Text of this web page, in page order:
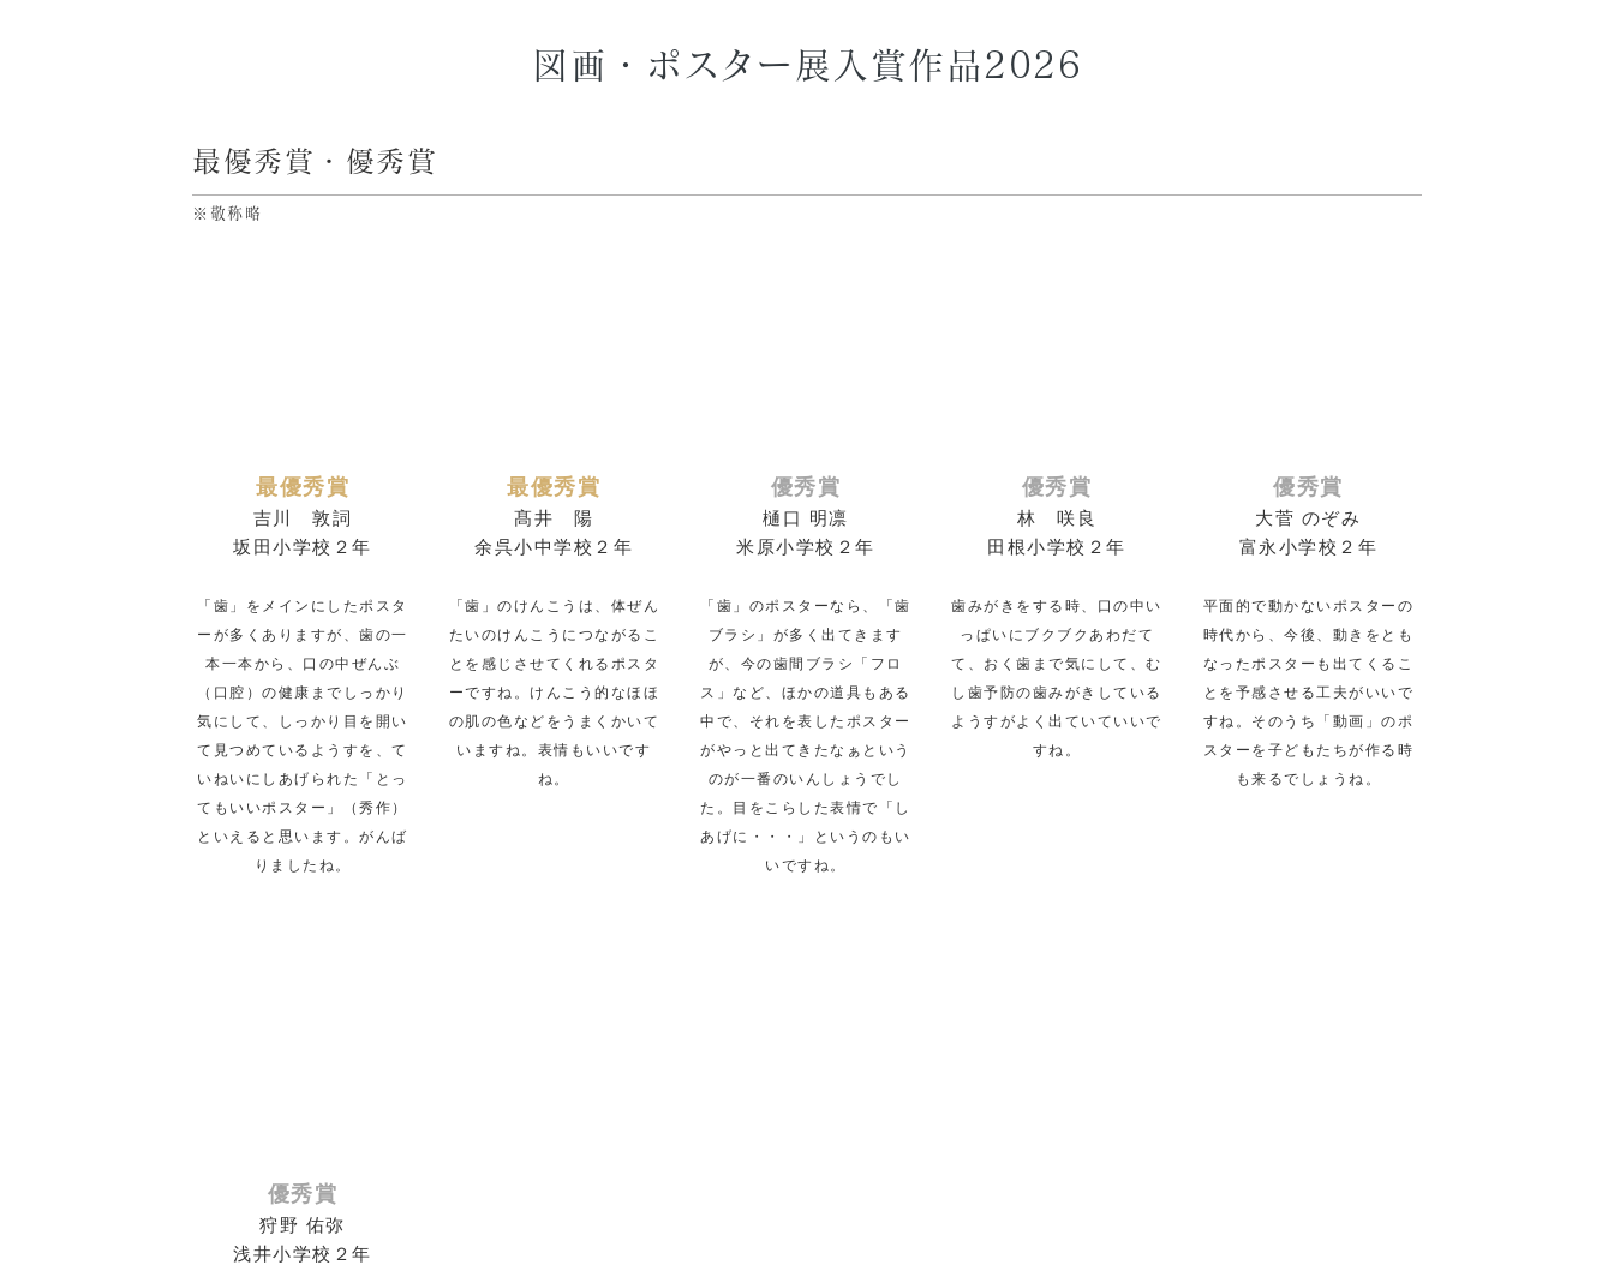
図画・ポスター展入賞作品2026
最優秀賞・優秀賞
※敬称略
最優秀賞
吉川 敦詞
坂田小学校２年
「歯」をメインにしたポスタ
ーが多くありますが、歯の一
本一本から、口の中ぜんぶ
（口腔）の健康までしっかり
気にして、しっかり目を開い
て見つめているようすを、て
いねいにしあげられた「とっ
てもいいポスター」（秀作）
といえると思います。がんば
りましたね。
最優秀賞
髙井 陽
余呉小中学校２年
「歯」のけんこうは、体ぜん
たいのけんこうにつながるこ
とを感じさせてくれるポスタ
ーですね。けんこう的なほほ
の肌の色などをうまくかいて
いますね。表情もいいです
ね。
優秀賞
樋口 明凛
米原小学校２年
「歯」のポスターなら、「歯
ブラシ」が多く出てきます
が、今の歯間ブラシ「フロ
ス」など、ほかの道具もある
中で、それを表したポスター
がやっと出てきたなぁという
のが一番のいんしょうでし
た。目をこらした表情で「し
あげに・・・」というのもい
いですね。
優秀賞
林 咲良
田根小学校２年
歯みがきをする時、口の中い
っぱいにブクブクあわだて
て、おく歯まで気にして、む
し歯予防の歯みがきしている
ようすがよく出ていていいで
すね。
優秀賞
大菅 のぞみ
富永小学校２年
平面的で動かないポスターの
時代から、今後、動きをとも
なったポスターも出てくるこ
とを予感させる工夫がいいで
すね。そのうち「動画」のポ
スターを子どもたちが作る時
も来るでしょうね。
優秀賞
狩野 佑弥
浅井小学校２年